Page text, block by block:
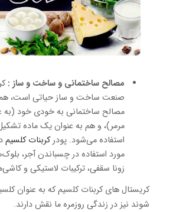
مصالح ساختمانی و ساخت و ساز :
صنعت ساخت و ساز حیاتی است،
مصالح ساختمانی به خودی خود (به
مرمر)، و هم به عنوان یک ماده
استفاده می‌شود. پودرکربنات کلسیم
مورد استفاده در چسباندن آجر،
زونا سقفی، ترکیبات لاستیکی و
کریستال های کربنات کلسیم که به عنوان
شوند نیز در زندگی روزمره ما نقش دارند.